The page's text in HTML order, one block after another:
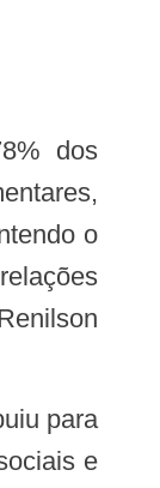
dos
o
e